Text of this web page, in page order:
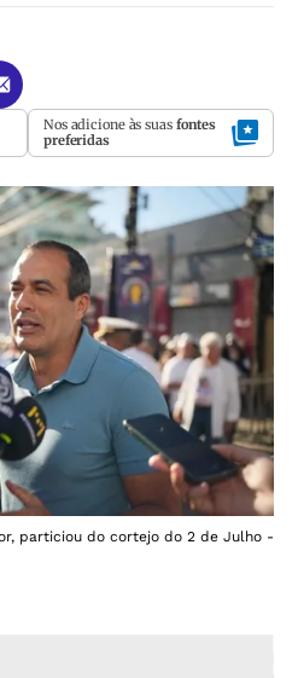
Nos adicione às suas fontes
preferidas
particiou do cortejo do 2 de Julho -